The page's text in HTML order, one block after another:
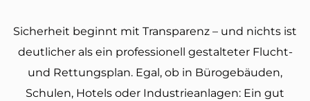
Sicherheit beginnt mit Transparenz – und nichts ist
deutlicher als ein professionell gestalteter Flucht-
und Rettungsplan. Egal, ob in Bürogebäuden,
Schulen, Hotels oder Industrieanlagen: Ein gut